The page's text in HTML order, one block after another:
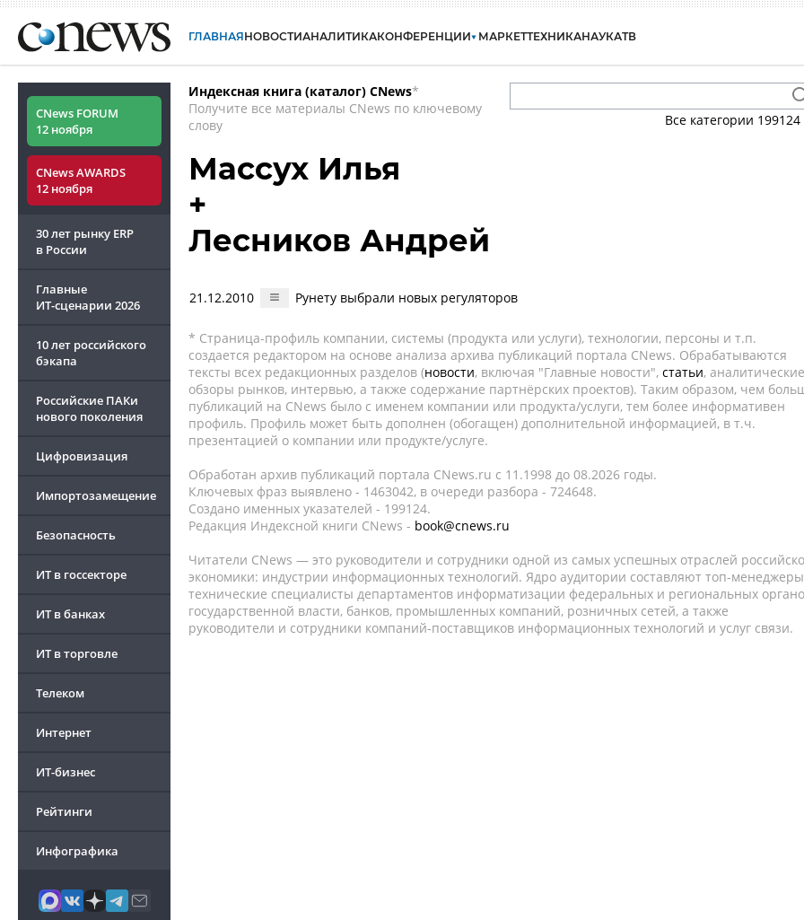
ГЛАВНАЯНОВОСТИАНАЛИТИКАКОНФЕРЕНЦИИ МАРКЕТТЕХНИКАНАУКАТВ
CNews FORUM
12 ноября
CNews AWARDS
12 ноября
30 лет рынку ERP
в России
Главные
ИТ-сценарии 2026
10 лет российского
бэкапа
Российские ПАКи
нового поколения
Цифровизация
Импортозамещение
Безопасность
ИТ в госсекторе
ИТ в банках
ИТ в торговле
Телеком
Интернет
ИТ-бизнес
Рейтинги
Инфографика
Индексная книга (каталог) CNews*
Получите все материалы CNews по ключевому
слову
Все категории 199124
Массух Илья
+
Лесников Андрей
21.12.2010 Рунету выбрали новых регуляторов
* Страница-профиль компании, системы (продукта или услуги), технологии, персоны и т.п.
создается редактором на основе анализа архива публикаций портала CNews. Обрабатываются
тексты всех редакционных разделов (новости, включая "Главные новости", статьи, аналитические
обзоры рынков, интервью, а также содержание партнёрских проектов). Таким образом, чем
публикаций на CNews было с именем компании или продукта/услуги, тем более информативен
профиль. Профиль может быть дополнен (обогащен) дополнительной информацией, в т.ч.
презентацией о компании или продукте/услуге.
Обработан архив публикаций портала CNews.ru c 11.1998 до 08.2026 годы.
Ключевых фраз выявлено - 1463042, в очереди разбора - 724648.
Создано именных указателей - 199124.
Редакция Индексной книги CNews - book@cnews.ru
Читатели CNews — это руководители и сотрудники одной из самых успешных отраслей
экономики: индустрии информационных технологий. Ядро аудитории составляют топ-
технические специалисты департаментов информатизации федеральных и региональных
государственной власти, банков, промышленных компаний, розничных сетей, а также
руководители и сотрудники компаний-поставщиков информационных технологий и услуг связи.